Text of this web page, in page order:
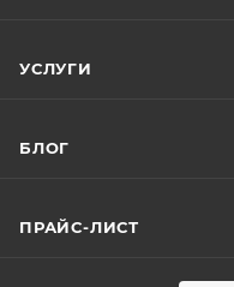
УСЛУГИ
БЛОГ
ПРАЙС-ЛИСТ